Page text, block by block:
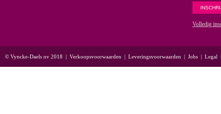
Volledig
© Vyncke-Daels nv 2018 | Verkoopsvoorwaarden | Leveringsvoorwaarden | Jobs | Legal